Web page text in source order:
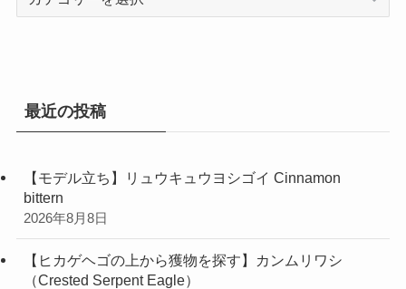
最近の投稿
【モデル立ち】リュウキュウヨシゴイ Cinnamon
bittern
2026年8月8日
【ヒカゲヘゴの上から獲物を探す】カンムリワシ
（Crested Serpent Eagle）